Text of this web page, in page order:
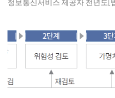
정보통신서비스 제공자 전년도[